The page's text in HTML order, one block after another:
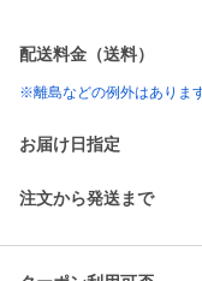
配送料金（送料）
※離島などの例外はありま
お届け日指定
注文から発送まで